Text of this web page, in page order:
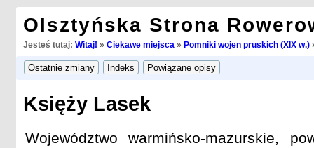
Olsztyńska Strona
Jesteś tutaj: Witaj! » Ciekawe miejsca » Pomniki wojen pruskich (XIX w.)
Księży Lasek
Województwo warmińsko-mazurskie,